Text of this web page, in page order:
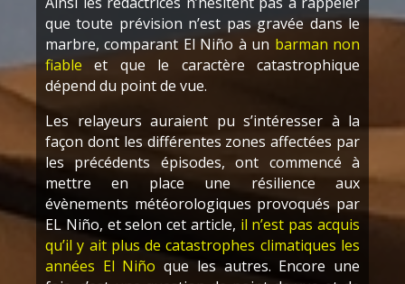
que toute prévision n’est pas gravée dans le
marbre, comparant El Niño à un barman non
fiable et que le caractère catastrophique
dépend du point de vue.
Les relayeurs auraient pu s’intéresser à la
façon dont les différentes zones affectées par
les précédents épisodes, ont commencé à
mettre en place une résilience aux
évènements météorologiques provoqués par
EL Niño, et selon cet article, il n’est pas acquis
qu’il y ait plus de catastrophes climatiques les
années El Niño que les autres. Encore une